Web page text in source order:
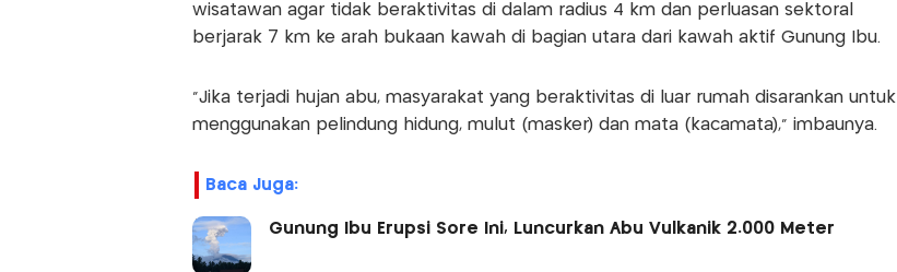
wisatawan agar tidak beraktivitas di dalam radius 4 km dan perluasan sektoral
berjarak 7 km ke arah bukaan kawah di bagian utara dari kawah aktif Gunung Ibu.
“Jika terjadi hujan abu, masyarakat yang beraktivitas di luar rumah disarankan untuk
menggunakan pelindung hidung, mulut (masker) dan mata (kacamata),” imbaunya.
Baca Juga:
Gunung Ibu Erupsi Sore Ini, Luncurkan Abu Vulkanik 2.000 Meter